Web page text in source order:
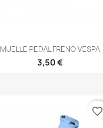
Vista rápida
MUELLE PEDAL FRENO VESPA
3,50 €
favorite_border